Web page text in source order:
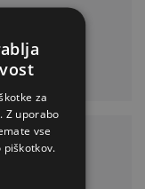
in pomaga
za
Z uporabo
vse